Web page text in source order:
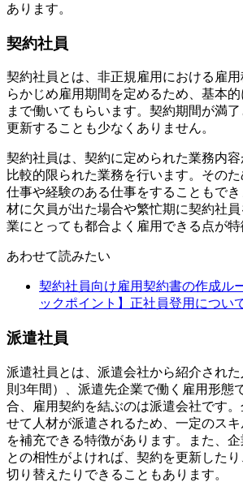
あります。
契約社員
契約社員とは、非正規雇用における雇
らかじめ雇用期間を定めるため、基本
まで働いてもらいます。契約期間が満
更新することも少なくありません。
契約社員は、契約に定められた業務内容
比較的限られた業務を行います。その
仕事や経験のある仕事をすることもで
材に欠員が出た場合や繁忙期に契約社
業にとっても都合よく雇用できる点が特
あわせて読みたい
契約社員向け雇用契約書の作成ル
ックポイント】正社員登用につい
派遣社員
派遣社員とは、派遣会社から紹介され
則3年間）、派遣先企業で働く雇用形態
合、雇用契約を結ぶのは派遣会社です
せて人材が派遣されるため、一定のス
を補充できる特徴があります。また、
との相性がよければ、契約を更新した
切り替えたりできることもあります。